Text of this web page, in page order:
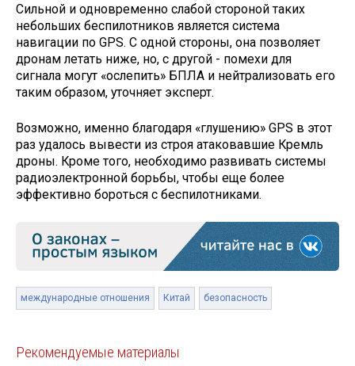
Сильной и одновременно слабой стороной таких
небольших беспилотников является система
навигации по GPS. С одной стороны, она позволяет
дронам летать ниже, но, с другой - помехи для
сигнала могут «ослепить» БПЛА и нейтрализовать его
таким образом, уточняет эксперт.
Возможно, именно благодаря «глушению» GPS в этот
раз удалось вывести из строя атаковавшие Кремль
дроны. Кроме того, необходимо развивать системы
радиоэлектронной борьбы, чтобы еще более
эффективно бороться с беспилотниками.
международные отношения Китай безопасность
Рекомендуемые материалы